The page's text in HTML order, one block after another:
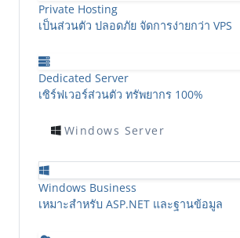
Private Hosting
เป็นส่วนตัว ปลอดภัย จัดการง่ายกว่า VPS
Dedicated Server
เซิร์ฟเวอร์ส่วนตัว ทรัพยากร 100%
Windows Server
Windows Business
เหมาะสำหรับ ASP.NET และฐานข้อมูล